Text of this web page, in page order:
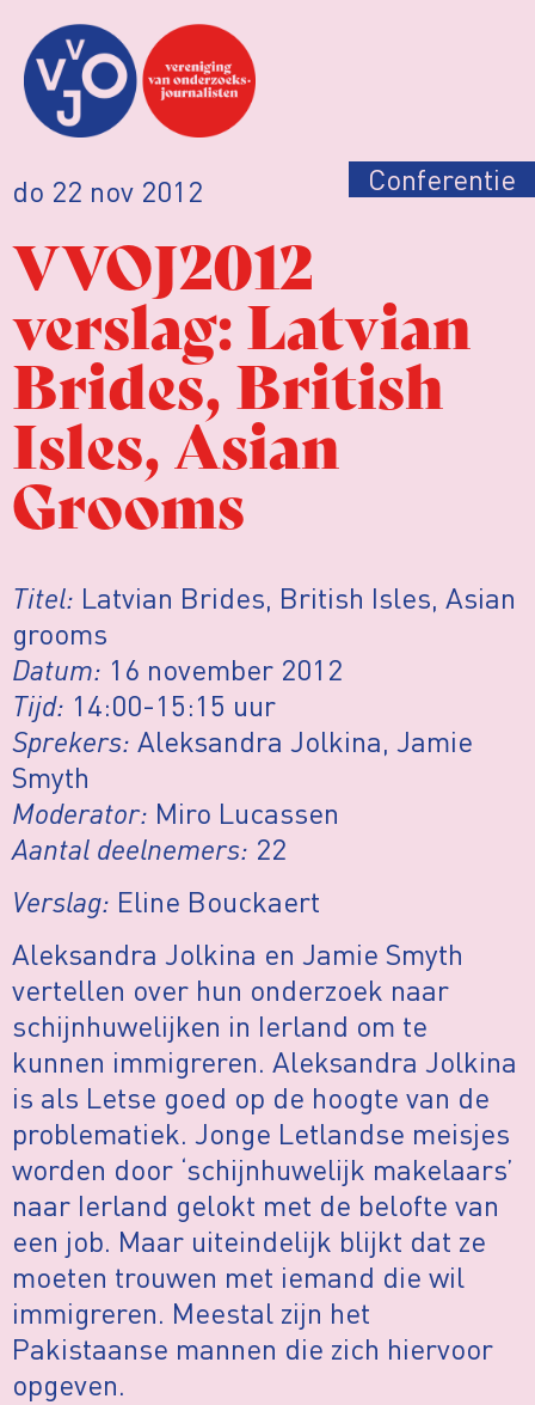
do 22 nov 2012 Conferentie
VVOJ2012
verslag: Latvian
Brides, British
Isles, Asian
Grooms
Titel: Latvian Brides, British Isles, Asian
grooms
Datum: 16 november 2012
Tijd: 14:00-15:15 uur
Sprekers: Aleksandra Jolkina, Jamie
Smyth
Moderator: Miro Lucassen
Aantal deelnemers: 22
Verslag: Eline Bouckaert
Aleksandra Jolkina en Jamie Smyth
vertellen over hun onderzoek naar
schijnhuwelijken in Ierland om te
kunnen immigreren. Aleksandra Jolkina
is als Letse goed op de hoogte van de
problematiek. Jonge Letlandse meisjes
worden door ‘schijnhuwelijk makelaars’
naar Ierland gelokt met de belofte van
een job. Maar uiteindelijk blijkt dat ze
moeten trouwen met iemand die wil
immigreren. Meestal zijn het
Pakistaanse mannen die zich hiervoor
opgeven.